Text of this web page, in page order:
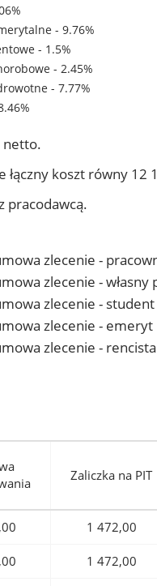
- 9.76%
- 1.5%
- 2.45%
- 7.77%
netto.
łączny koszt równy 12
pracodawcą.
zlecenie -
zlecenie - własny
zlecenie - student
zlecenie - emeryt
zlecenie - rencista
Zaliczka na PIT
1 472,00
1 472,00